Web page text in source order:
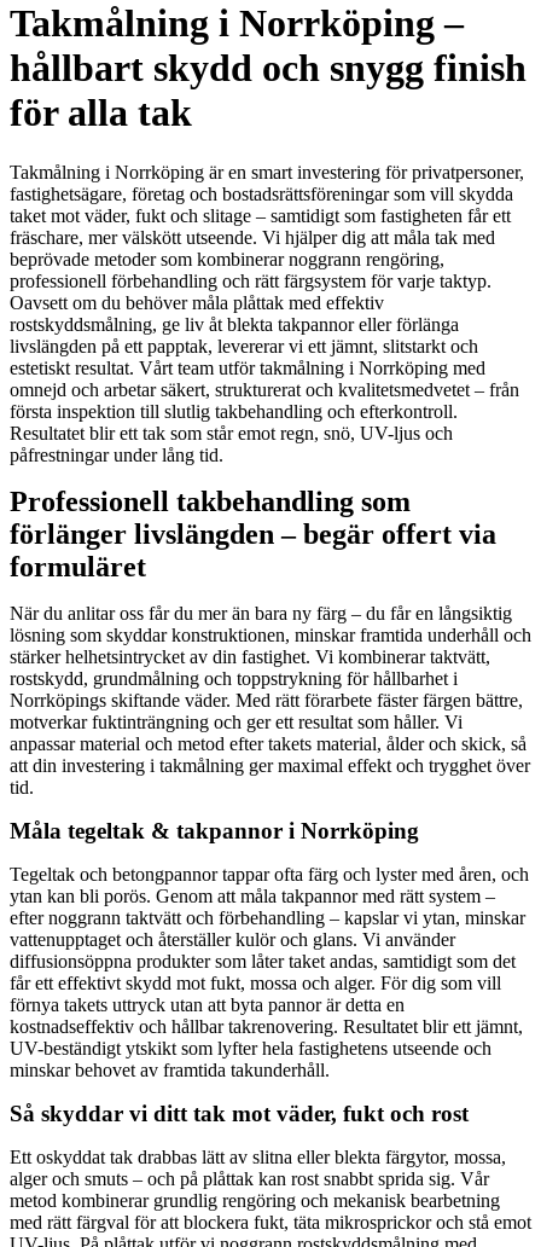
Takmålning i Norrköping –
hållbart skydd och snygg finish
för alla tak
Takmålning i Norrköping är en smart investering för privatpersoner,
fastighetsägare, företag och bostadsrättsföreningar som vill skydda
taket mot väder, fukt och slitage – samtidigt som fastigheten får ett
fräschare, mer välskött utseende. Vi hjälper dig att måla tak med
beprövade metoder som kombinerar noggrann rengöring,
professionell förbehandling och rätt färgsystem för varje taktyp.
Oavsett om du behöver måla plåttak med effektiv
rostskyddsmålning, ge liv åt blekta takpannor eller förlänga
livslängden på ett papptak, levererar vi ett jämnt, slitstarkt och
estetiskt resultat. Vårt team utför takmålning i Norrköping med
omnejd och arbetar säkert, strukturerat och kvalitetsmedvetet – från
första inspektion till slutlig takbehandling och efterkontroll.
Resultatet blir ett tak som står emot regn, snö, UV-ljus och
påfrestningar under lång tid.
Professionell takbehandling som
förlänger livslängden – begär offert via
formuläret
När du anlitar oss får du mer än bara ny färg – du får en långsiktig
lösning som skyddar konstruktionen, minskar framtida underhåll och
stärker helhetsintrycket av din fastighet. Vi kombinerar taktvätt,
rostskydd, grundmålning och toppstrykning för hållbarhet i
Norrköpings skiftande väder. Med rätt förarbete fäster färgen bättre,
motverkar fuktinträngning och ger ett resultat som håller. Vi
anpassar material och metod efter takets material, ålder och skick, så
att din investering i takmålning ger maximal effekt och trygghet över
tid.
Måla tegeltak & takpannor i Norrköping
Tegeltak och betongpannor tappar ofta färg och lyster med åren, och
ytan kan bli porös. Genom att måla takpannor med rätt system –
efter noggrann taktvätt och förbehandling – kapslar vi ytan, minskar
vattenupptaget och återställer kulör och glans. Vi använder
diffusionsöppna produkter som låter taket andas, samtidigt som det
får ett effektivt skydd mot fukt, mossa och alger. För dig som vill
förnya takets uttryck utan att byta pannor är detta en
kostnadseffektiv och hållbar takrenovering. Resultatet blir ett jämnt,
UV-beständigt ytskikt som lyfter hela fastighetens utseende och
minskar behovet av framtida takunderhåll.
Så skyddar vi ditt tak mot väder, fukt och rost
Ett oskyddat tak drabbas lätt av slitna eller blekta färgytor, mossa,
alger och smuts – och på plåttak kan rost snabbt sprida sig. Vår
metod kombinerar grundlig rengöring och mekanisk bearbetning
med rätt färgval för att blockera fukt, täta mikrosprickor och stå emot